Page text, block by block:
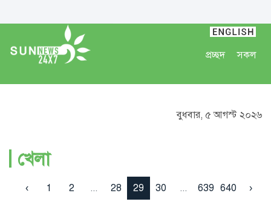
প্রচ্ছদ সকল
বুধবার, ৫ আগস্ট ২০২৬
খেলা
‹ 1 2 ... 28 29 30 ... 639 640 ›